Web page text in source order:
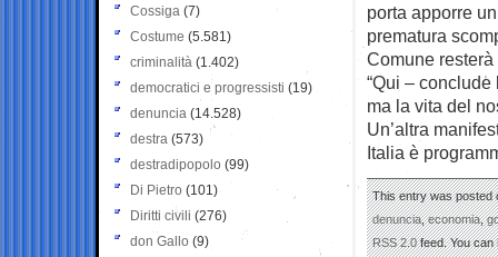
porta apporre
prematura
Comune
“Qui –
ma la vita del
Un’altra
Italia è
This entry was posted
denuncia,economia,
RSS 2.0feed. You can
Cossiga (7)
Costume (5.581)
criminalità (1.402)
democratici e progressisti (19)
denuncia (14.528)
destra (573)
destradipopolo (99)
Di Pietro (101)
Diritti civili (276)
don Gallo (9)